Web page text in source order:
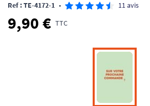
Ref : TE-4172-1 • 11 avis
9,90 € TTC